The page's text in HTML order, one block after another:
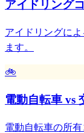
アイドリング
アイドリングに
ます。
🚲
電動自転車 vs
電動自転車の所